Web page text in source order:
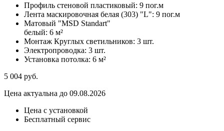
Профиль стеновой пластиковый: 9 пог.м
Лента маскировочная белая (303) "L": 9 пог.м
Матовый "MSD Standart"
белый: 6 м²
Монтаж Круглых светильников: 3 шт.
Электропроводка: 3 шт.
Установка потолка: 6 м²
5 004 руб.
Цена актуальна до 09.08.2026
Цена с установкой
Бесплатный сервис